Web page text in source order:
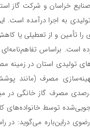
خراسان و شرکت گاز
به اجرا درآمده
تأمین و از تعطیلی یا
است. بر‌اساس
از کارکنان واحدهای تولیدی
بهینه‌سازی مصرف
هدف از این اقدامات، کاهش حداقل
توسط خانواده‌های
در‌این‌باره می‌گوید: در